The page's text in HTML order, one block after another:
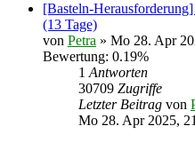
[Basteln-
(13 Tage)
von Petra » Mo 28. Apr
Bewertung: 0.19%
1 Antworten
30709 Zugriffe
Letzter Beitrag von
Mo 28. Apr 2025,